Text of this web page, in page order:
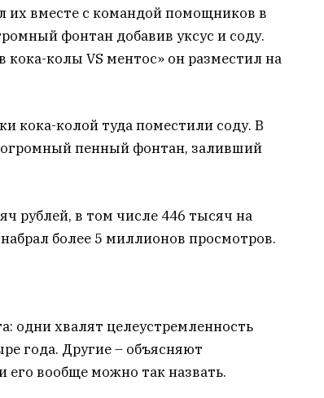
их вместе с командой помощников в
фонтан добавив уксус и соду.
колы VS ментос» он разместил на
кока-колой туда поместили соду. В
пенный фонтан, заливший
рублей, в том числе 446 тысяч на
более 5 миллионов просмотров.
одни хвалят целеустремленность
года. Другие – объясняют
его вообще можно так назвать.